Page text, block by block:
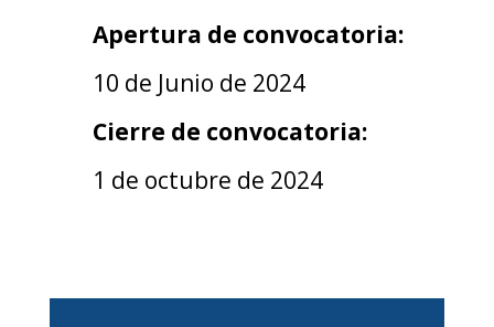
Apertura de convocatoria:
10 de Junio de 2024
Cierre de convocatoria:
1 de octubre de 2024